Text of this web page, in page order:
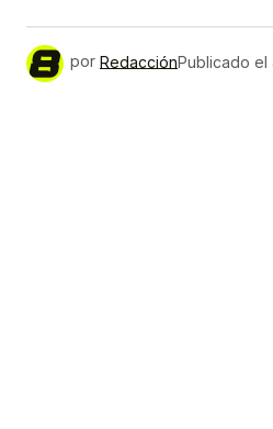
por RedacciónPublicado el